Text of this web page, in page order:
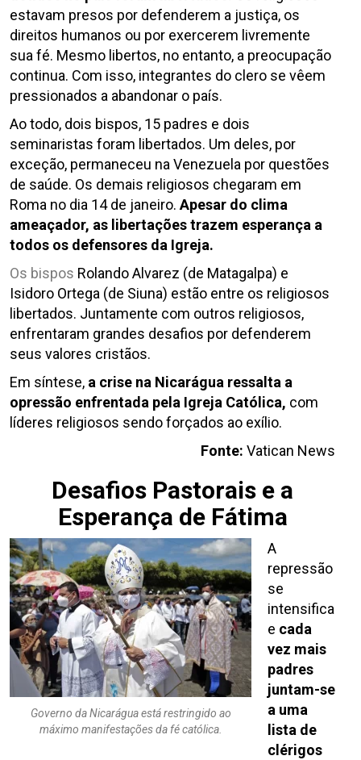
estavam presos por defenderem a justiça, os
direitos humanos ou por exercerem livremente
sua fé. Mesmo libertos, no entanto, a preocupação
continua. Com isso, integrantes do clero se vêem
pressionados a abandonar o país.
Ao todo, dois bispos, 15 padres e dois
seminaristas foram libertados. Um deles, por
exceção, permaneceu na Venezuela por questões
de saúde. Os demais religiosos chegaram em
Roma no dia 14 de janeiro. Apesar do clima
ameaçador, as libertações trazem esperança a
todos os defensores da Igreja.
Os bispos Rolando Alvarez (de Matagalpa) e
Isidoro Ortega (de Siuna) estão entre os religiosos
libertados. Juntamente com outros religiosos,
enfrentaram grandes desafios por defenderem
seus valores cristãos.
Em síntese, a crise na Nicarágua ressalta a
opressão enfrentada pela Igreja Católica, com
líderes religiosos sendo forçados ao exílio.
Fonte: Vatican News
Desafios Pastorais e a
Esperança de Fátima
Governo da Nicarágua está restringido ao
máximo manifestações da fé católica.
A
repressão
se
intensifica
e cada
vez mais
padres
juntam-se
a uma
lista de
clérigos